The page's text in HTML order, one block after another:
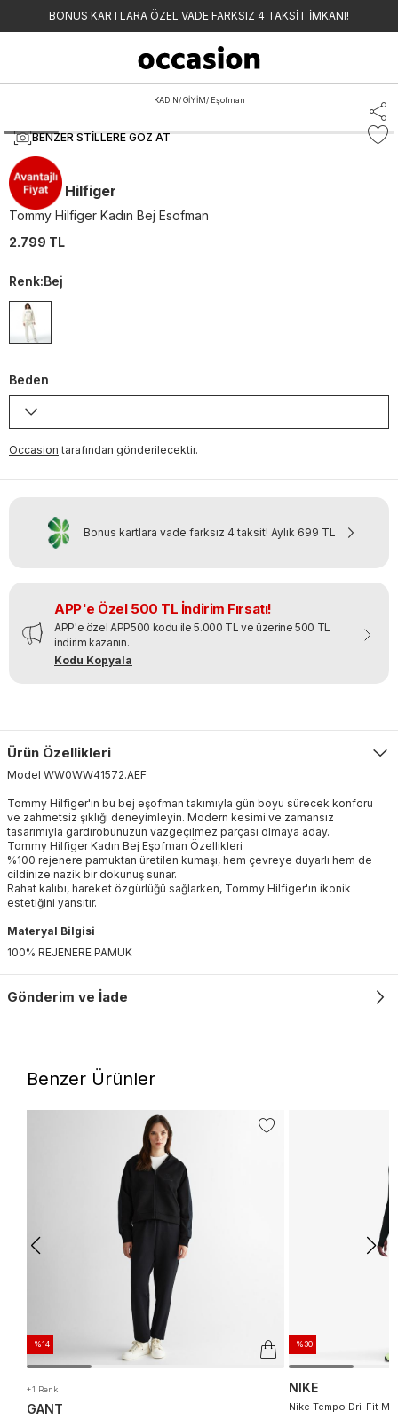
BONUS KARTLARA ÖZEL VADE FARKSIZ 4 TAKSİT İMKANI!
KADIN/ GİYİM/ Eşofman
BENZER STILLERE GÖZ AT
Tommy Hilfiger
Tommy Hilfiger Kadın Bej Esofman
2.799 TL
Renk:Bej
Beden
Occasion tarafından gönderilecektir.
Bonus kartlara vade farksız 4 taksit! Aylık 699 TL
APP'e Özel 500 TL İndirim Fırsatı!
APP'e özel APP500 kodu ile 5.000 TL ve üzerine 500 TL
indirim kazanın.
Kodu Kopyala
Ürün Özellikleri
Model WW0WW41572.AEF
Tommy Hilfiger'ın bu bej eşofman takımıyla gün boyu sürecek konforu
ve zahmetsiz şıklığı deneyimleyin. Modern kesimi ve zamansız
tasarımıyla gardırobunuzun vazgeçilmez parçası olmaya aday.
Tommy Hilfiger Kadın Bej Eşofman Özellikleri
%100 rejenere pamuktan üretilen kumaşı, hem çevreye duyarlı hem de
cildinize nazik bir dokunuş sunar.
Rahat kalıbı, hareket özgürlüğü sağlarken, Tommy Hilfiger'ın ikonik
estetiğini yansıtır.
Materyal Bilgisi
100% REJENERE PAMUK
Gönderim ve İade
Benzer Ürünler
-%14
+1 Renk
GANT
-%30
NIKE
Nike Tempo Dri-Fit Mr